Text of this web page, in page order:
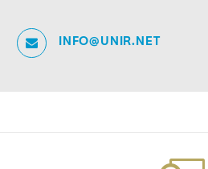
INFO@UNIR.NET